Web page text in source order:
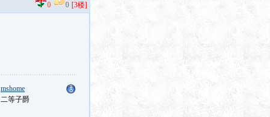
0 0 [3楼]
mshome
等子爵